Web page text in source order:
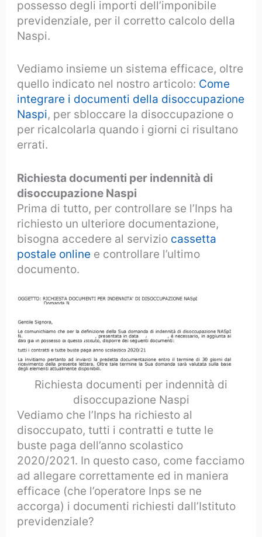
possesso degli importi dell’imponibile
previdenziale, per il corretto calcolo della
Naspi.
Vediamo insieme un sistema efficace, oltre
quello indicato nel nostro articolo: Come
integrare i documenti della disoccupazione
Naspi, per sbloccare la disoccupazione o
per ricalcolarla quando i giorni ci risultano
errati.
Richiesta documenti per indennità di
disoccupazione Naspi
Prima di tutto, per controllare se l’Inps ha
richiesto un ulteriore documentazione,
bisogna accedere al servizio cassetta
postale online e controllare l’ultimo
documento.
Richiesta documenti per indennità di
disoccupazione Naspi
Vediamo che l’Inps ha richiesto al
disoccupato, tutti i contratti e tutte le
buste paga dell’anno scolastico
2020/2021. In questo caso, come facciamo
ad allegare correttamente ed in maniera
efficace (che l’operatore Inps se ne
accorga) i documenti richiesti dall’Istituto
previdenziale?